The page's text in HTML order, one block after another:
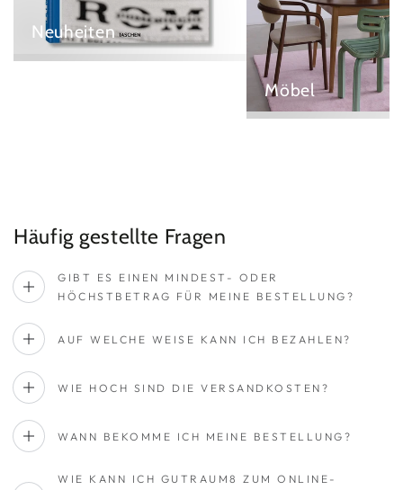
Neuheiten
Möbel
Häufig gestellte Fragen
GIBT ES EINEN MINDEST- ODER
HÖCHSTBETRAG FÜR MEINE BESTELLUNG?
AUF WELCHE WEISE KANN ICH BEZAHLEN?
WIE HOCH SIND DIE VERSANDKOSTEN?
WANN BEKOMME ICH MEINE BESTELLUNG?
WIE KANN ICH GUTRAUM8 ZUM ONLINE-